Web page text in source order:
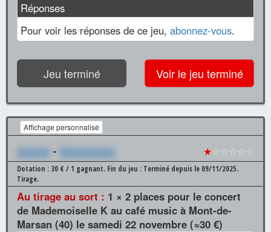
Réponses
Pour voir les réponses de ce jeu, abonnez-vous.
Jeu terminé Voir le jeu terminé
Affichage personnalisé
xxxxxx - Xxxxxxxxxx ★☆☆☆☆☆
Dotation : 30 € / 1 gagnant. Fin du jeu : Terminé depuis le 09/11/2025.
Tirage.
Au tirage au sort : 1 × 2 places pour le concert
de Mademoiselle K au café music à Mont-de-
Marsan (40) le samedi 22 novembre (≈30 €)